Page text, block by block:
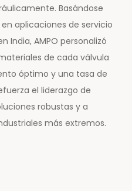
Basándose
aplicaciones de servicio
India, AMPO personalizó
de cada válvula
óptimo y una tasa de
el liderazgo de
robustas y a
más extremos.